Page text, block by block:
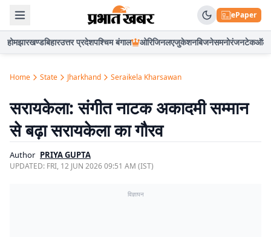
ePaper
होमझारखण्डबिहारउत्तर प्रदेशपश्चिम बंगाल ओरिजिनलएजुकेशनबिजनेसमनोरंजनटेकऑटो
Home State Jharkhand Seraikela Kharsawan
सरायकेला: संगीत नाटक अकादमी सम्मान
से बढ़ा सरायकेला का गौरव
Author PRIYA GUPTA
UPDATED: FRI, 12 JUN 2026 09:51 AM (IST)
विज्ञापन